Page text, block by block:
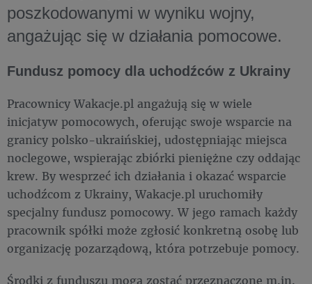
poszkodowanymi w wyniku wojny,
angażując się w działania pomocowe.
Fundusz pomocy dla uchodźców z Ukrainy
Pracownicy Wakacje.pl angażują się w wiele
inicjatyw pomocowych, oferując swoje wsparcie na
granicy polsko-ukraińskiej, udostępniając miejsca
noclegowe, wspierając zbiórki pieniężne czy oddając
krew. By wesprzeć ich działania i okazać wsparcie
uchodźcom z Ukrainy, Wakacje.pl uruchomiły
specjalny fundusz pomocowy. W jego ramach każdy
pracownik spółki może zgłosić konkretną osobę lub
organizację pozarządową, która potrzebuje pomocy.
Środki z funduszu mogą zostać przeznaczone m.in.